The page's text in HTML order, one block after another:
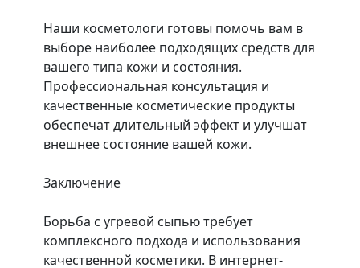
Наши косметологи готовы помочь вам в
выборе наиболее подходящих средств для
вашего типа кожи и состояния.
Профессиональная консультация и
качественные косметические продукты
обеспечат длительный эффект и улучшат
внешнее состояние вашей кожи.
Заключение
Борьба с угревой сыпью требует
комплексного подхода и использования
качественной косметики. В интернет-